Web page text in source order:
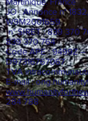
- lieu-dit EPINEUX,
Martinique. France
JO : Annonce n°
W9M2001659
n° SIRET :839 370
839 370 764
Code APE : 9499Z –
D97316767067
TVA
E-mail :
284 788